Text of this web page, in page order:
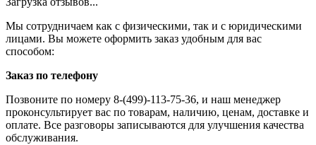
Мы сотрудничаем как с физическими, так и с юридическими
лицами. Вы можете оформить заказ удобным для вас
способом:
Заказ по телефону
Позвоните по номеру 8-(499)-113-75-36, и наш менеджер
проконсультирует вас по товарам, наличию, ценам, доставке и
оплате. Все разговоры записываются для улучшения качества
обслуживания.